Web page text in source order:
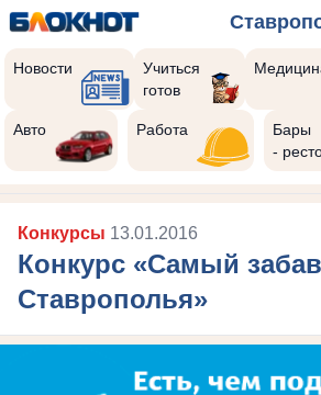
Новости
Учиться
готов
Авто Работа
Бары
-
Конкурсы 13.01.2016
Конкурс «Самый
Ставрополья»